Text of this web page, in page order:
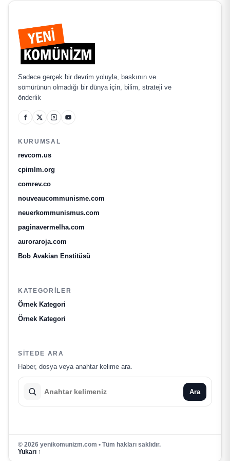
Sadece gerçek bir devrim yoluyla, baskının ve
sömürünün olmadığı bir dünya için, bilim, strateji ve
önderlik
KURUMSAL
revcom.us
cpimlm.org
comrev.co
nouveaucommunisme.com
neuerkommunismus.com
paginavermelha.com
auroraroja.com
Bob Avakian Enstitüsü
KATEGORILER
Örnek Kategori
Örnek Kategori
SITEDE ARA
Haber, dosya veya anahtar kelime ara.
Ara
© 2026 yenikomunizm.com • Tüm hakları saklıdır.
Yukarı ↑